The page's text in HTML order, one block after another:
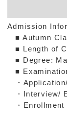
Admission
■ Autumn
■ Length of
■ Degree:
■
・
・Interview/
・Enrollment